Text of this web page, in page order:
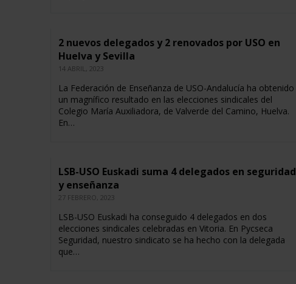
2 nuevos delegados y 2 renovados por USO en
Huelva y Sevilla
14 ABRIL, 2023
La Federación de Enseñanza de USO-Andalucía ha obtenido
un magnífico resultado en las elecciones sindicales del
Colegio María Auxiliadora, de Valverde del Camino, Huelva.
En…
LSB-USO Euskadi suma 4 delegados en seguridad
y enseñanza
27 FEBRERO, 2023
LSB-USO Euskadi ha conseguido 4 delegados en dos
elecciones sindicales celebradas en Vitoria. En Pycseca
Seguridad, nuestro sindicato se ha hecho con la delegada
que…